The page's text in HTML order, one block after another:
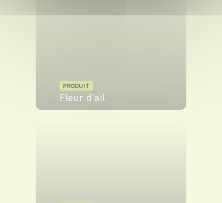
PRODUIT
Fleur d'ail